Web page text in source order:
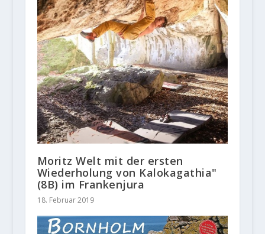
Moritz Welt mit der ersten
Wiederholung von Kalokagathia"
(8B) im Frankenjura
18. Februar 2019